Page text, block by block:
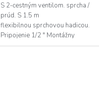
S 2-cestným ventilom. sprcha /
prúd. S 1.5 m
flexibilnou sprchovou hadicou.
Pripojenie 1/2 " Montážny
otvor ø 27 mm. Max. Tlak: 3